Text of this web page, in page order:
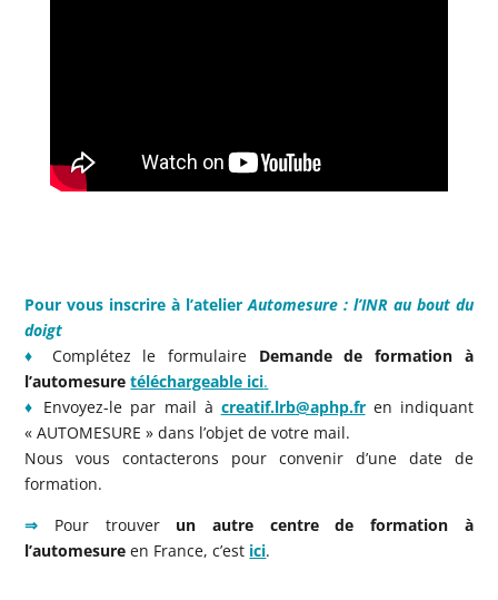
Pour vous inscrire à l’atelierAutomesure : l’INR au bout du
doigt
♦ Complétez le formulaire Demande de formation à
l’automesuretéléchargeable ici.
♦ Envoyez-le par mail à creatif.lrb@aphp.fren indiquant
« AUTOMESURE » dans l’objet de votre mail.
Nous vous contacterons pour convenir d’une date de
formation.
⇒ Pour trouver un autre centre de formation à
l’automesure en France, c’est ici.